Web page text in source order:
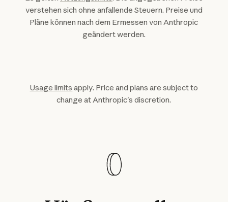
verstehen sich ohne anfallende Steuern. Preise und
Pläne können nach dem Ermessen von Anthropic
geändert werden.
Usage limits apply. Price and plans are subject to
change at Anthropic's discretion.